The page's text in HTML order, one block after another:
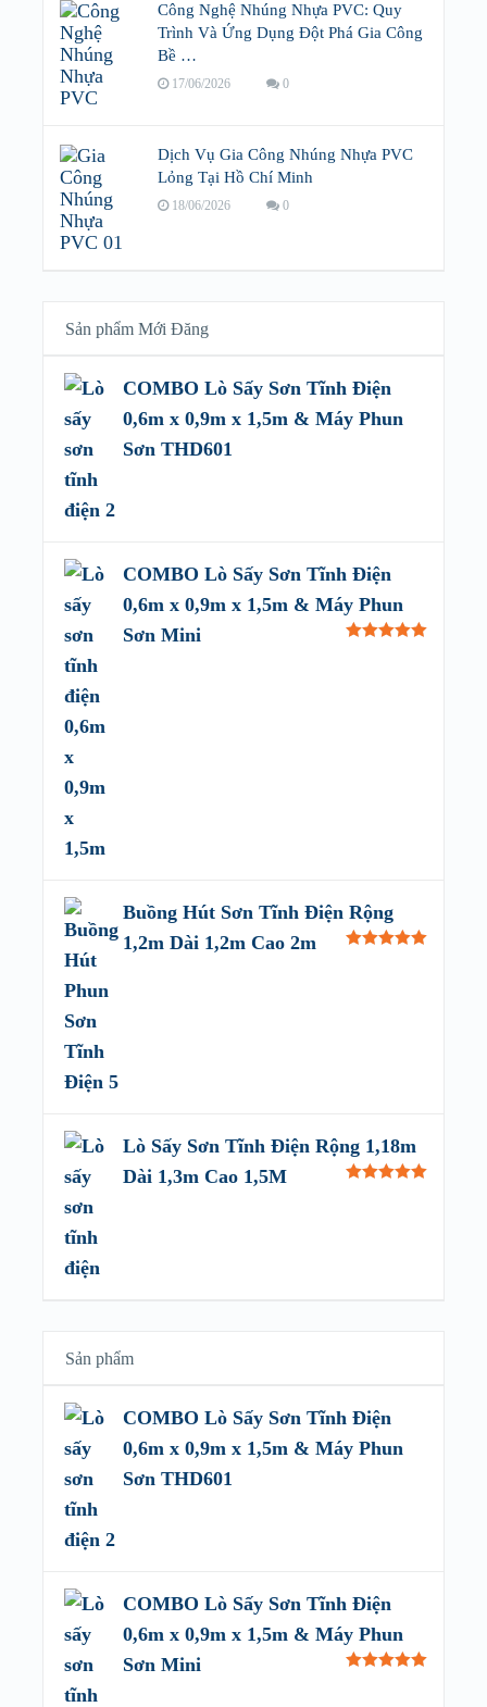
Công Nghệ Nhúng Nhựa PVC: Quy
Trình Và Ứng Dụng Đột Phá Gia Công
Bề …
17/06/2026 0
Dịch Vụ Gia Công Nhúng Nhựa PVC
Lỏng Tại Hồ Chí Minh
18/06/2026 0
Sản phẩm Mới Đăng
COMBO Lò Sấy Sơn Tĩnh Điện
0,6m x 0,9m x 1,5m & Máy Phun
Sơn THD601
COMBO Lò Sấy Sơn Tĩnh Điện
0,6m x 0,9m x 1,5m & Máy Phun
Sơn Mini
Buồng Hút Sơn Tĩnh Điện Rộng
1,2m Dài 1,2m Cao 2m
Lò Sấy Sơn Tĩnh Điện Rộng 1,18m
Dài 1,3m Cao 1,5M
Sản phẩm
COMBO Lò Sấy Sơn Tĩnh Điện
0,6m x 0,9m x 1,5m & Máy Phun
Sơn THD601
COMBO Lò Sấy Sơn Tĩnh Điện
0,6m x 0,9m x 1,5m & Máy Phun
Sơn Mini